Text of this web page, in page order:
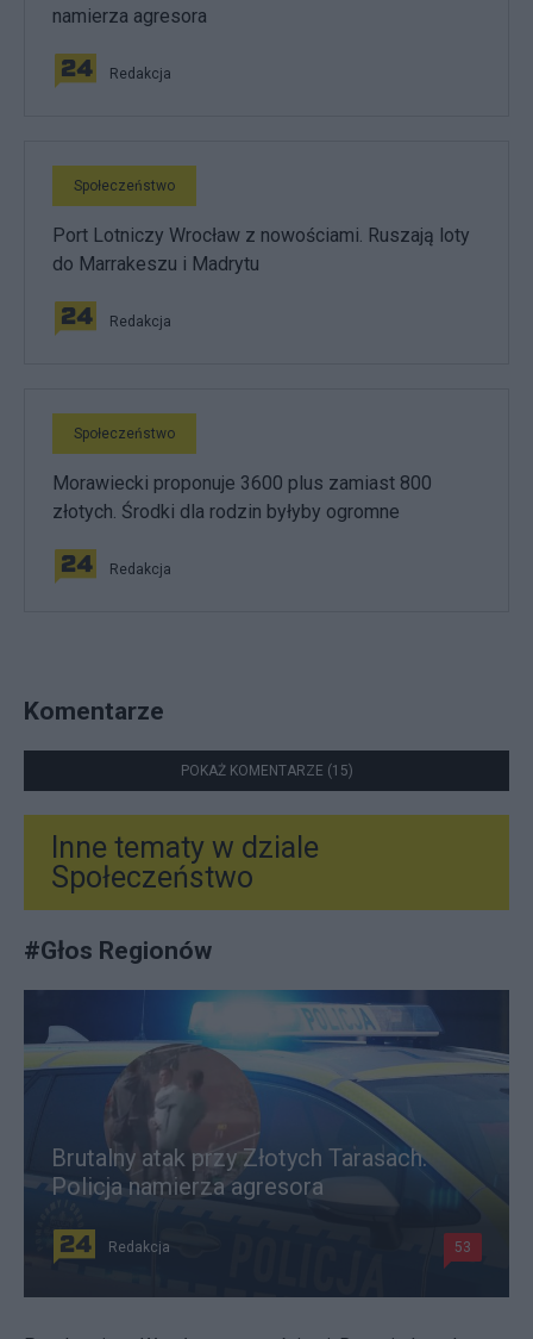
namierza agresora
Redakcja
Społeczeństwo
Port Lotniczy Wrocław z nowościami. Ruszają loty
do Marrakeszu i Madrytu
Redakcja
Społeczeństwo
Morawiecki proponuje 3600 plus zamiast 800
złotych. Środki dla rodzin byłyby ogromne
Redakcja
Komentarze
POKAŻ KOMENTARZE (15)
Inne tematy w dziale
Społeczeństwo
#Głos Regionów
Brutalny atak przy Złotych Tarasach.
Policja namierza agresora
Redakcja 53